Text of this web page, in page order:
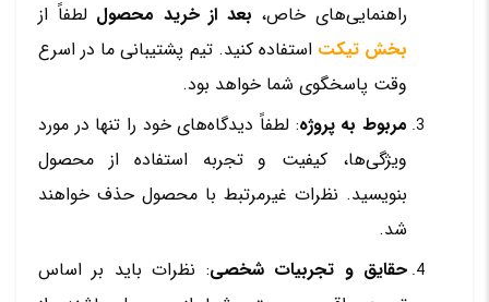
راهنمایی‌های خاص، بعد از خرید محصول لطفاً از
بخش تیکت استفاده کنید. تیم پشتیبانی ما در اسرع
وقت پاسخگوی شما خواهد بود.
مربوط به پروژه: لطفاً دیدگاه‌های خود را تنها در مورد
ویژگی‌ها، کیفیت و تجربه استفاده از محصول
بنویسید. نظرات غیرمرتبط با محصول حذف خواهند
شد.
حقایق و تجربیات شخصی: نظرات باید بر اساس